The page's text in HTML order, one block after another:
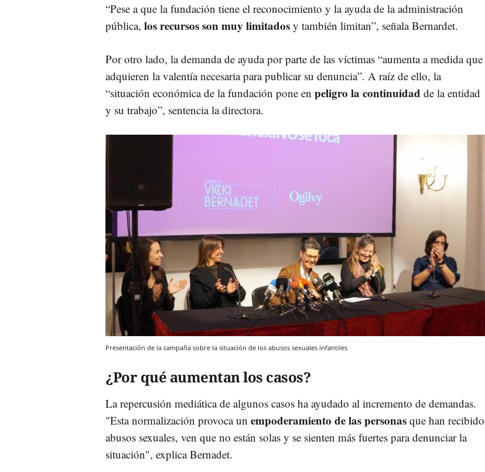
“Pese a que la fundación tiene el reconocimiento y la ayuda de la administración
pública, los recursos son muy limitados y también limitan”, señala Bernardet.
Por otro lado, la demanda de ayuda por parte de las víctimas “aumenta a medida que
adquieren la valentía necesaria para publicar su denuncia”. A raíz de ello, la
“situación económica de la fundación pone en peligro la continuidad de la entidad
y su trabajo”, sentencia la directora.
Presentación de la campaña sobre la situación de los abusos sexuales infantiles
¿Por qué aumentan los casos?
La repercusión mediática de algunos casos ha ayudado al incremento de demandas.
"Esta normalización provoca un empoderamiento de las personas que han recibido
abusos sexuales, ven que no están solas y se sienten más fuertes para denunciar la
situación", explica Bernadet.